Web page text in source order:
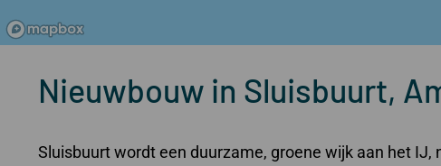
Nieuwbouw in Sluisbuurt,
Sluisbuurt wordt een duurzame, groene wijk aan het IJ,